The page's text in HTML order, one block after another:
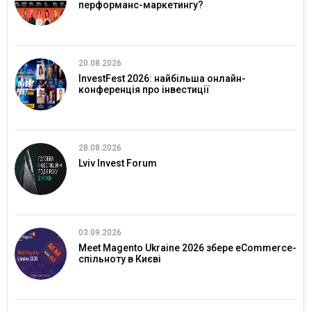
перформанс-маркетингу?
20.08.2026
InvestFest 2026: найбільша онлайн-
конференція про інвестиції
28.08.2026
Lviv Invest Forum
03.09.2026
Meet Magento Ukraine 2026 збере eCommerce-
спільноту в Києві